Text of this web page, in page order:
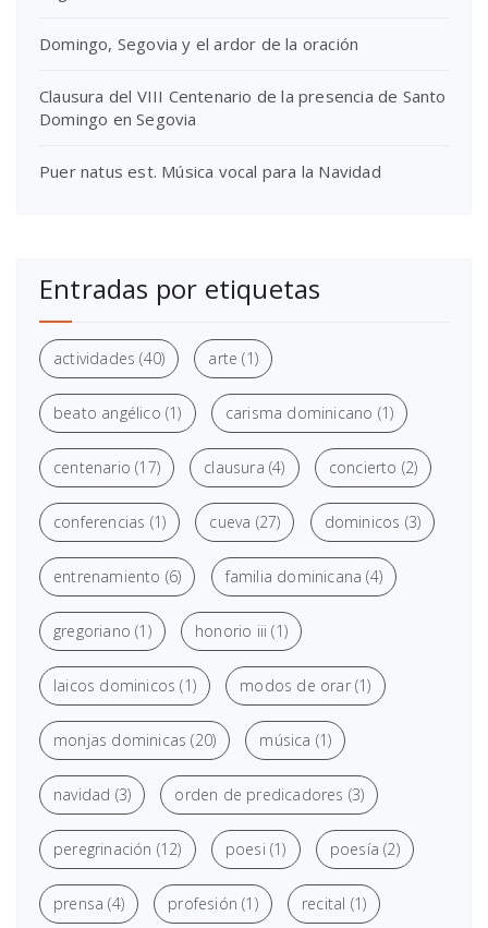
Domingo, Segovia y el ardor de la oración
Clausura del VIII Centenario de la presencia de Santo
Domingo en Segovia
Puer natus est. Música vocal para la Navidad
Entradas por etiquetas
actividades (40) arte (1)
beato angélico (1) carisma dominicano (1)
centenario (17) clausura (4) concierto (2)
conferencias (1) cueva (27) dominicos (3)
entrenamiento (6) familia dominicana (4)
gregoriano (1) honorio iii (1)
laicos dominicos (1) modos de orar(1)
monjas dominicas (20) música (1)
navidad (3) orden de predicadores (3)
peregrinación (12) poesi (1) poesía (2)
prensa (4) profesión (1) recital (1)